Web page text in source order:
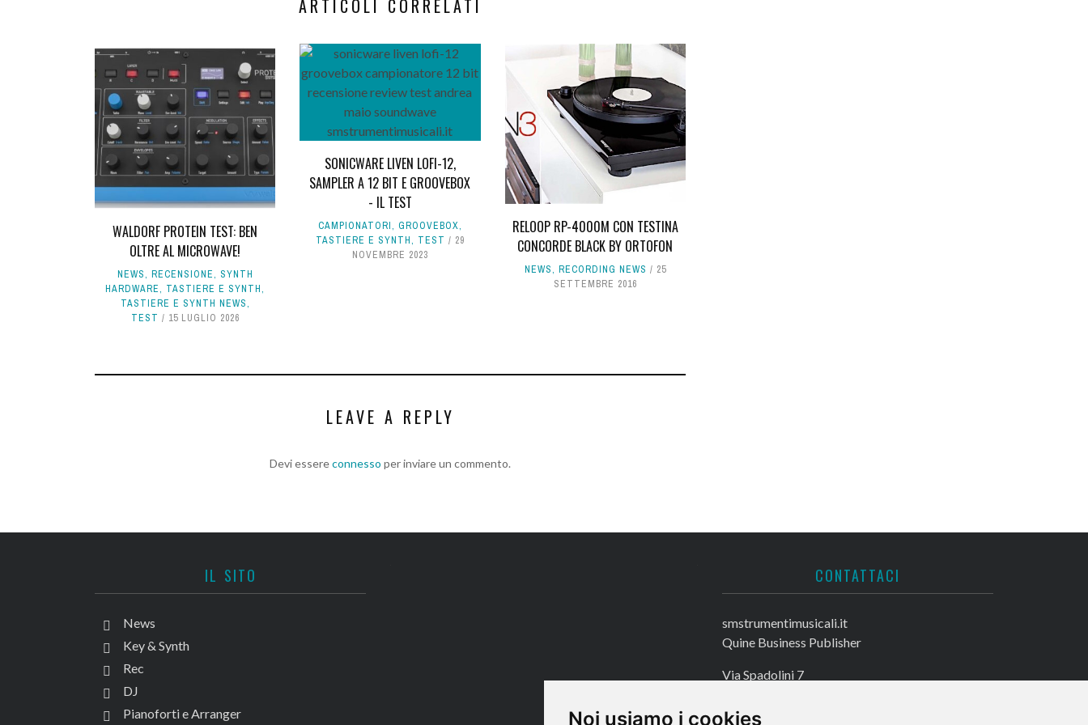
Noi usiamo i cookies
ARTICOLI CORRELATI
WALDORF PROTEIN TEST: BEN
OLTRE AL MICROWAVE!
NEWS, RECENSIONE, SYNTH
HARDWARE, TASTIERE E SYNTH,
TASTIERE E SYNTH NEWS,
TEST
15 LUGLIO 2026
SONICWARE LIVEN LOFI-12,
SAMPLER A 12 BIT E GROOVEBOX
- IL TEST
CAMPIONATORI, GROOVEBOX,
TASTIERE E SYNTH, TEST
29
NOVEMBRE 2023
RELOOP RP-4000M CON TESTINA
CONCORDE BLACK BY ORTOFON
NEWS, RECORDING NEWS
25
SETTEMBRE 2016
LEAVE A REPLY
Devi essereconnesso per inviare un commento.
IL SITO
News
Key & Synth
Rec
DJ
Pianoforti e Arranger
CONTATTACI
smstrumentimusicali.it
Quine Business Publisher
Via Spadolini 7